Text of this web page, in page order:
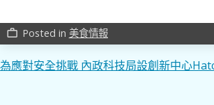
work_outline Posted in 美食情報
文
為應對安全挑戰 內政科技局設創新中心